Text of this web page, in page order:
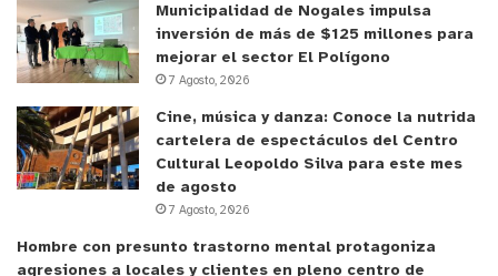
Municipalidad de Nogales impulsa
inversión de más de $125 millones para
mejorar el sector El Polígono
7 Agosto, 2026
Cine, música y danza: Conoce la nutrida
cartelera de espectáculos del Centro
Cultural Leopoldo Silva para este mes
de agosto
7 Agosto, 2026
Hombre con presunto trastorno mental protagoniza
agresiones a locales y clientes en pleno centro de